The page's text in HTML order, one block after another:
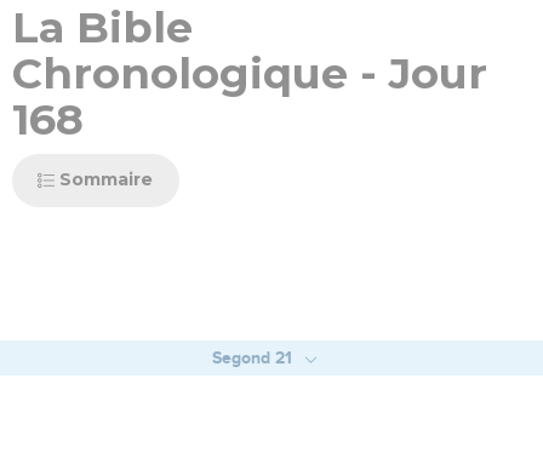
La Bible
Chronologique - Jour
168
Sommaire
Segond 21